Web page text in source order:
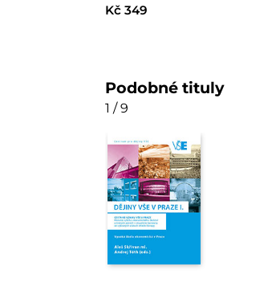
Kč 349
Podobné tituly
1 / 9